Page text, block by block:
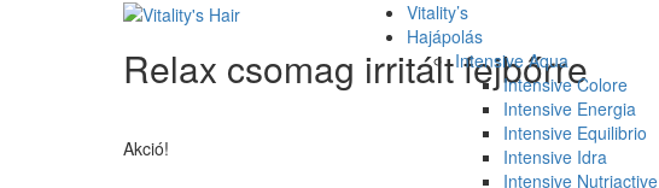
Vitality’s
Hajápolás
Intensive Aqua
Intensive Colore
Intensive Energia
Intensive Equilibrio
Intensive Idra
Intensive Nutriactive
Relax csomag irritált fejbőrre
Akció!